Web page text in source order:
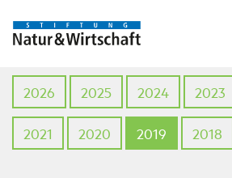
2026 2025 2024 2023
2021 2020 2019 2018